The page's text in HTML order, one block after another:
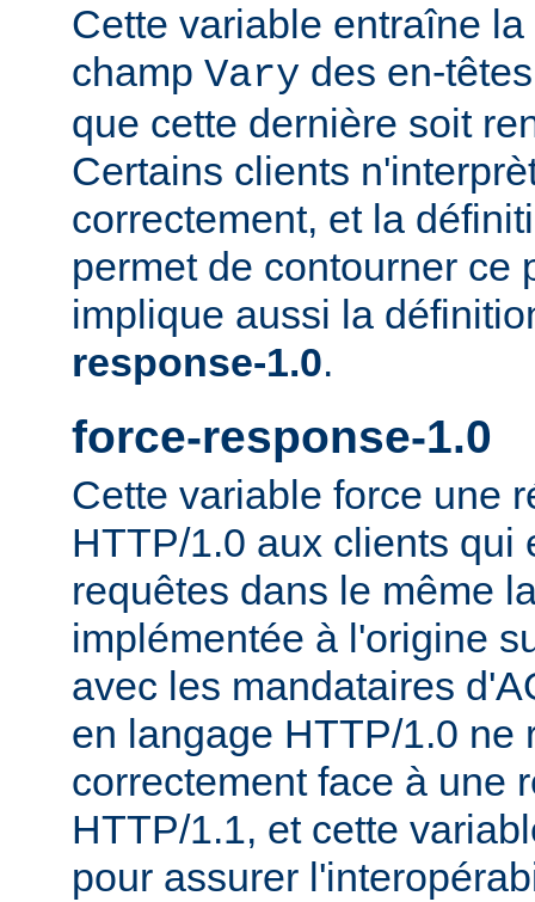
Cette variable entraîne
champ Vary des en-
que cette dernière soit
Certains clients
correctement, et la
permet de contourner ce
implique aussi la
response-1.0.
force-response-1.0
Cette variable force une
HTTP/1.0 aux clients qui
requêtes dans le même
implémentée à l'origine
avec les mandataires
en langage HTTP/1.0 ne
correctement face à une
HTTP/1.1, et cette
pour assurer